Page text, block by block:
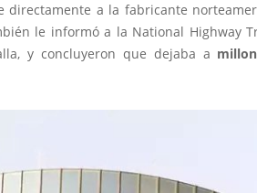
directamente a la fabricante
le informó a la National Highway
y concluyeron que dejaba a